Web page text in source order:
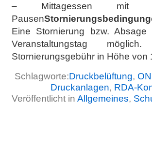
– Mittagessen mit
Pausen
Eine Stornierung bzw.
Veranstaltungstag
Stornierungsgebühr in Höhe von
Schlagworte:Druckbelüftung,
Druckanlagen, RDA-
Veröffentlicht in Allgemeines,